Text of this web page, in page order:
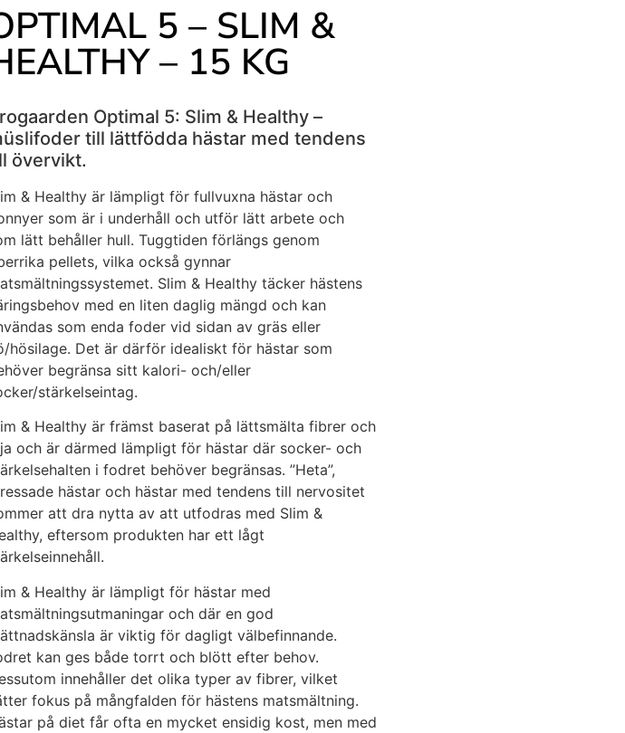
5 – SLIM &
– 15 KG
Optimal 5: Slim & Healthy –
till lättfödda hästar med tendens
övervikt.
& Healthy är lämpligt för fullvuxna hästar och
som är i underhåll och utför lätt arbete och
lätt behåller hull. Tuggtiden förlängs genom
pellets, vilka också gynnar
Slim & Healthy täcker hästens
med en liten daglig mängd och kan
som enda foder vid sidan av gräs eller
hösilage. Det är därför idealiskt för hästar som
begränsa sitt kalori- och/eller
stärkelseintag.
& Healthy är främst baserat på lättsmälta fibrer och
och är därmed lämpligt för hästar där socker- och
i fodret behöver begränsas. ”Heta”,
hästar och hästar med tendens till nervositet
att dra nytta av att utfodras med Slim &
eftersom produkten har ett lågt
& Healthy är lämpligt för hästar med
och där en god
är viktig för dagligt välbefinnande.
kan ges både torrt och blött efter behov.
innehåller det olika typer av fibrer, vilket
fokus på mångfalden för hästens matsmältning.
på diet får ofta en mycket ensidig kost, men med